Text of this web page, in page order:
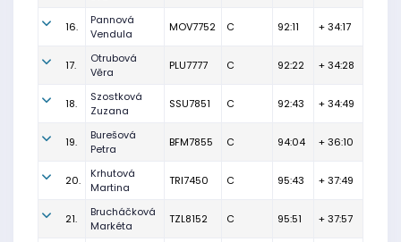
16.
Pannová
Vendula
MOV7752 C 92:11 + 34:17
17.
Otrubová
Věra
PLU7777 C 92:22 + 34:28
18.
Szostková
Zuzana
SSU7851 C 92:43 + 34:49
19.
Burešová
Petra
BFM7855 C 94:04 + 36:10
20.
Krhutová
Martina
TRI7450 C 95:43 + 37:49
21.
Brucháčková
Markéta
TZL8152 C 95:51 + 37:57